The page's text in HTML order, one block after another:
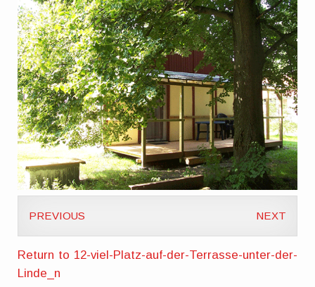
PREVIOUS NEXT
Return to 12-viel-Platz-auf-der-Terrasse-unter-der-
Linde_n